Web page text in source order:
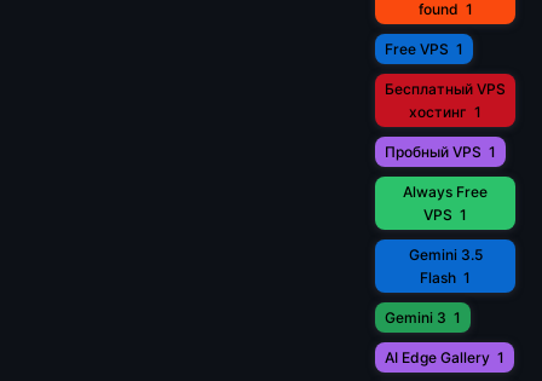
found 1
Free VPS 1
Бесплатный VPS
хостинг 1
Пробный VPS 1
Always Free
VPS 1
Gemini 3.5
Flash 1
Gemini 3 1
AI Edge Gallery 1